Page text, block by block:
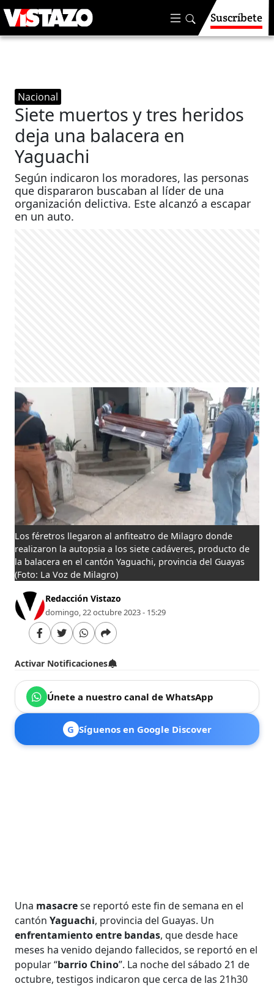
Suscríbete
Nacional
Siete muertos y tres heridos
deja una balacera en
Yaguachi
Según indicaron los moradores, las personas
que dispararon buscaban al líder de una
organización delictiva. Este alcanzó a escapar
en un auto.
Los féretros llegaron al anfiteatro de Milagro donde
realizaron la autopsia a los siete cadáveres, producto de
la balacera en el cantón Yaguachi, provincia del Guayas
(Foto: La Voz de Milagro)
Redacción Vistazo
domingo, 22 octubre 2023 - 15:29
Activar Notificaciones
Únete a nuestro canal de WhatsApp
G Síguenos en Google Discover
Una masacrese reportó este fin de semana en el
cantónYaguachi, provincia del Guayas. Un
enfrentamiento entre bandas, que desde hace
meses ha venido dejando fallecidos, se reportó en el
popular “barrio Chino”. La noche del sábado 21 de
octubre, testigos indicaron que cerca de las 21h30